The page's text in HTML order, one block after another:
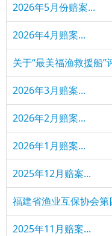
2026年5月份赔案...
2026年4月赔案...
关于“最美福渔救援船”
2026年3月赔案...
2026年2月赔案...
2026年1月赔案...
2025年12月赔案...
福建省渔业互保协会
2025年11月赔案...